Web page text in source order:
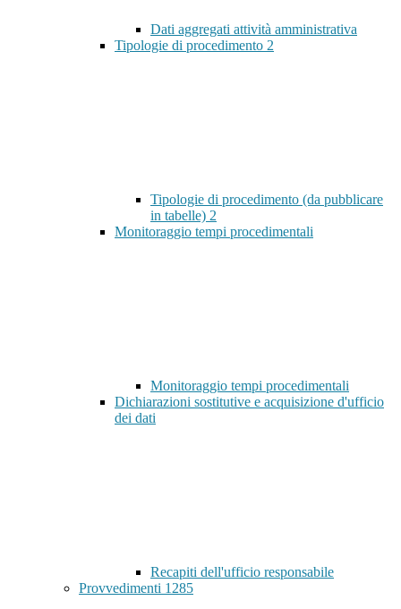
Dati aggregati attività amministrativa
Tipologie di procedimento 2
Tipologie di procedimento (da pubblicare
in tabelle) 2
Monitoraggio tempi procedimentali
Monitoraggio tempi procedimentali
Dichiarazioni sostitutive e acquisizione d'ufficio
dei dati
Recapiti dell'ufficio responsabile
Provvedimenti 1285